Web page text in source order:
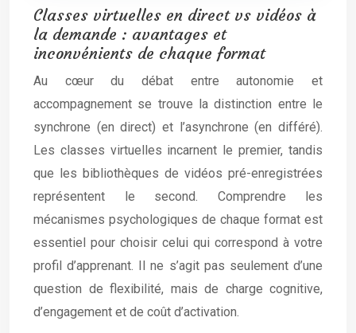
Classes virtuelles en direct vs vidéos à
la demande : avantages et
inconvénients de chaque format
Au cœur du débat entre autonomie et
accompagnement se trouve la distinction entre le
synchrone (en direct) et l’asynchrone (en différé).
Les classes virtuelles incarnent le premier, tandis
que les bibliothèques de vidéos pré-enregistrées
représentent le second. Comprendre les
mécanismes psychologiques de chaque format est
essentiel pour choisir celui qui correspond à votre
profil d’apprenant. Il ne s’agit pas seulement d’une
question de flexibilité, mais de charge cognitive,
d’engagement et de coût d’activation.